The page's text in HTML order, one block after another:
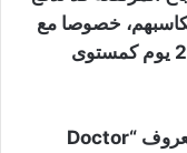
خصوصا مع
فشل البيتكوين في اختراق متوسط 200 يوم كمستوى
الثانية فتأتي من المحلل المعروف “Doctor